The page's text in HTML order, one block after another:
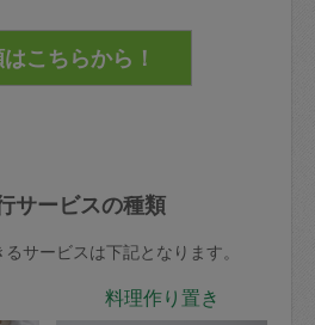
サービスの種類
サービスは下記となります。
料理作り置き